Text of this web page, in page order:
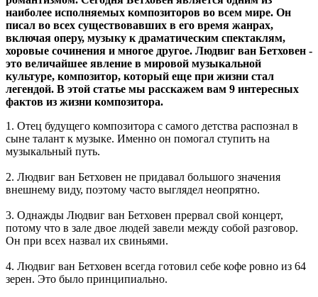
наиболее исполняемых композиторов во всем мире. Он
писал во всех существовавших в его время жанрах,
включая оперу, музыку к драматическим спектаклям,
хоровые сочинения и многое другое. Людвиг ван Бетховен -
это величайшее явление в мировой музыкальной
культуре, композитор, который еще при жизни стал
легендой. В этой статье мы расскажем вам 9 интересных
фактов из жизни композитора.
1. Отец будущего композитора с самого детства распознал в
сыне талант к музыке. Именно он помогал ступить на
музыкальный путь.
2. Людвиг ван Бетховен не придавал большого значения
внешнему виду, поэтому часто выглядел неопрятно.
3. Однажды Людвиг ван Бетховен прервал свой концерт,
потому что в зале двое людей завели между собой разговор.
Он при всех назвал их свиньями.
4. Людвиг ван Бетховен всегда готовил себе кофе ровно из 64
зерен. Это было принципиально.